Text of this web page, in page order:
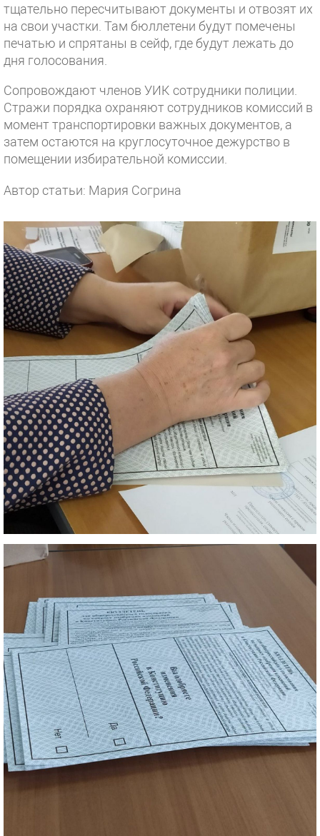
тщательно пересчитывают документы и отвозят их
на свои участки. Там бюллетени будут помечены
печатью и спрятаны в сейф, где будут лежать до
дня голосования.
Сопровождают членов УИК сотрудники полиции.
Стражи порядка охраняют сотрудников комиссий в
момент транспортировки важных документов, а
затем остаются на круглосуточное дежурство в
помещении избирательной комиссии.
Автор статьи: Мария Согрина